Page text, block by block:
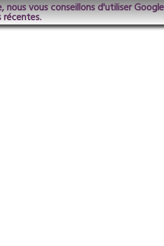
vous conseillons d'utiliser
récentes.